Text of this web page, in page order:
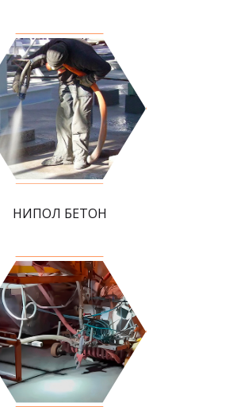
НИПОЛ БЕТОН